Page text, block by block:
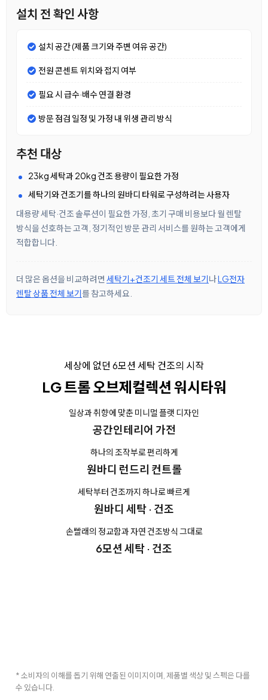
설치 전 확인 사항
설치 공간 (제품 크기와 주변 여유 공간)
전원 콘센트 위치와 접지 여부
필요 시 급수·배수 연결 환경
방문 점검 일정 및 가정 내 위생 관리 방식
추천 대상
23kg 세탁과 20kg 건조 용량이 필요한 가정
세탁기와 건조기를 하나의 원바디 타워로 구성하려는 사용자
대용량 세탁·건조 솔루션이 필요한 가정, 초기 구매 비용보다 월 렌탈
방식을 선호하는 고객, 정기적인 방문 관리 서비스를 원하는 고객에게
적합합니다.
더 많은 옵션을 비교하려면 세탁기+건조기 세트 전체 보기나LG전자
렌탈 상품 전체 보기를 참고하세요.
세상에 없던 6모션 세탁 건조의 시작
LG 트롬 오브제컬렉션 워시타워
일상과 취향에 맞춘 미니멀 플랫 디자인
공간인테리어 가전
하나의 조작부로 편리하게
원바디 런드리 컨트롤
세탁부터 건조까지 하나로 빠르게
원바디 세탁 · 건조
손빨래의 정교함과 자연 건조방식 그대로
6모션 세탁 · 건조
* 소비자의 이해를 돕기 위해 연출된 이미지이며, 제품별 색상 및 스펙은 다를
수 있습니다.